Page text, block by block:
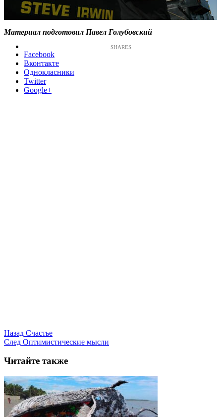
Материал подготовил Павел Голубовский
Facebook
Вконтакте
Однокласники
Twitter
Google+
Назад Счастье
След Оптимистические мысли
Читайте также